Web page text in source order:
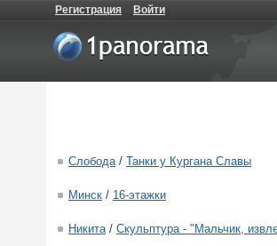
Регистрация Войти
Слобода/ Танки у Кургана Славы
Минск / 16-этажки
Никита/ Скульптура - "Мальчик,